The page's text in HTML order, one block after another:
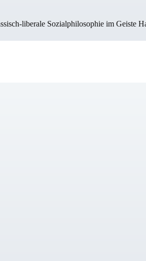
liberale Sozialphilosophie im Geiste